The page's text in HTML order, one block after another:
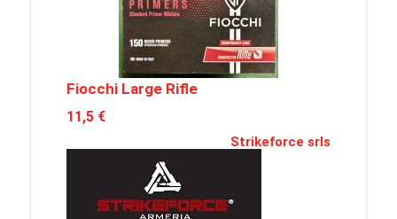
Fiocchi Large Rifle
11,5 €
Strikeforce srls